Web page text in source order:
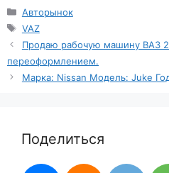
Рубрики
Авторынок
Метки
VAZ
Продаю рабочую машину ВАЗ
переоформлением.
Марка: Nissan Модель: Juke
Поделиться